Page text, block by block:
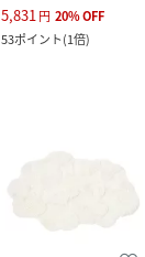
5,831 円 20%OFF
53ポイント(1倍)